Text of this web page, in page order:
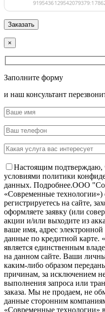
×
Заполните форму
и наш консультант
Настоящим подтверждаю,
условиями политики
данных. Подробнее.OOO
«Современные
регистрируетесь на сайте,
оформляете заявку (или
акции и/или выходите из
ваше имя, адрес
данные по кредитной карте.
является единственным
на данном сайте. Ваши
каким-либо образом
причинам, за исключением
выполнения запроса или
заказа. Мы не продаем, не
данные сторонним
«Современные технологии»